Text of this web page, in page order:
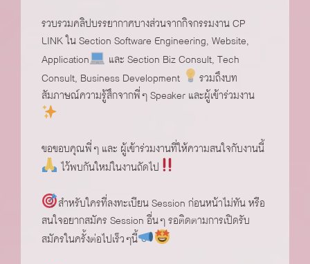
รวบรวมคลิปบรรยากาศบางส่วนจากกิจกรรมงาน CP
LINK ใน Section Software Engineering, Website,
Application
และ Section Biz Consult, Tech
Consult, Business Development
รวมถึงบท
สัมภาษณ์ความรู้สึกจากพี่ๆ Speaker และผู้เข้าร่วมงาน
ขอขอบคุณพี่ๆ และ ผู้เข้าร่วมงานที่ให้ความสนใจกับงานนี้
ไว้พบกันใหม่ในงานถัดไป
สำหรับใครที่ลงทะเบียน Session ก่อนหน้าไม่ทัน หรือ
สนใจอยากสมัคร Session อื่นๆ รอติดตามการเปิดรับ
สมัครในครั้งต่อไปเร็วๆนี้